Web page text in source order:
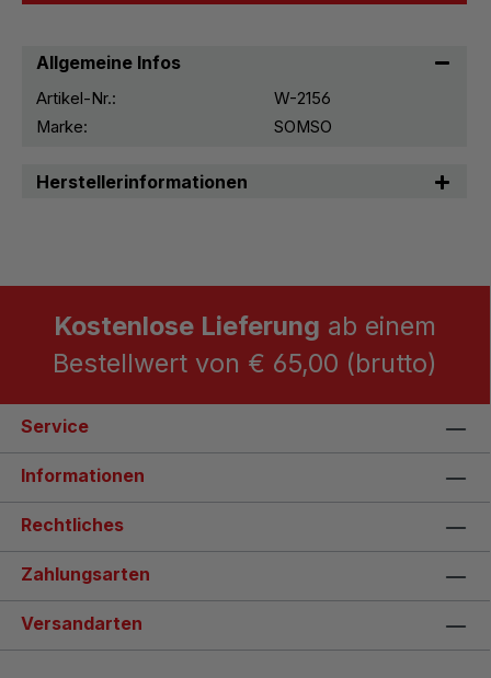
Allgemeine Infos
Artikel-Nr.:
W-2156
Marke:
SOMSO
Herstellerinformationen
Kostenlose Lieferung ab einem
Bestellwert von € 65,00 (brutto)
Service
Informationen
Rechtliches
Zahlungsarten
Versandarten